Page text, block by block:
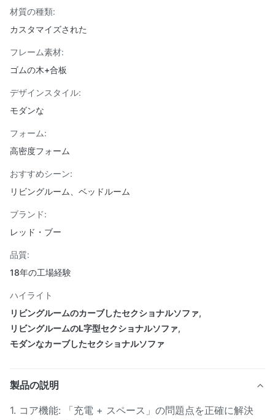
材質の種類:
カスタマイズされた
フレーム素材:
ゴムの木+合板
デザインスタイル:
モダンな
フォーム:
高密度フォーム
おすすめシーン:
リビングルーム、ベッドルーム
ブランド:
レッド・ブー
品質:
18年の工場経験
ハイライト
リビングルームのカーブしたセクショナルソファ,
リビングルームのL字型セクショナルソファ,
モダンなカーブしたセクショナルソファ
製品の説明
1. コア機能: 「充電 + スペース」の問題点を正確に解決